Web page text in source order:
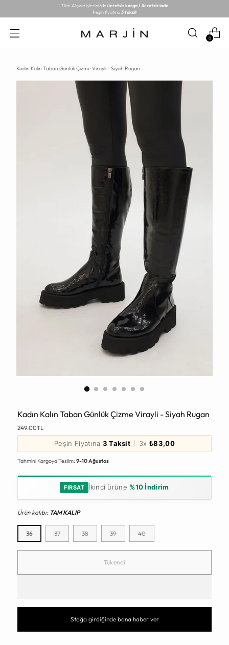
Tüm Alışverişlerinizdeücretsiz kargo / ücretsiz iade
Peşin fiyatına3 taksit
0
Kadın Kalın Taban Günlük Çizme Virayli - Siyah Rugan
Kadın Kalın Taban Günlük Çizme Virayli - Siyah Rugan
Normal
Fiyat
249.00TL
Peşin Fiyatına 3 Taksit 3x ₺83,00
Tahmini Kargoya Teslim:9-10 Ağustos
FIRSAT İkinci ürüne %10 İndirim
Ürün kalıbı: TAM KALIP
36 37 38 39 40
Tükendi
Stoğa girdiğinde bana haber ver